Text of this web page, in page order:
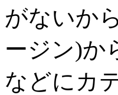
がないか
ージン)か
などにカ